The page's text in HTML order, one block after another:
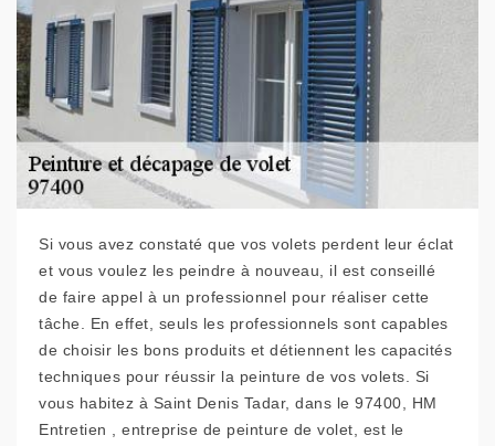
Si vous avez constaté que vos volets perdent leur éclat
et vous voulez les peindre à nouveau, il est conseillé
de faire appel à un professionnel pour réaliser cette
tâche. En effet, seuls les professionnels sont capables
de choisir les bons produits et détiennent les capacités
techniques pour réussir la peinture de vos volets. Si
vous habitez à Saint Denis Tadar, dans le 97400, HM
Entretien , entreprise de peinture de volet, est le